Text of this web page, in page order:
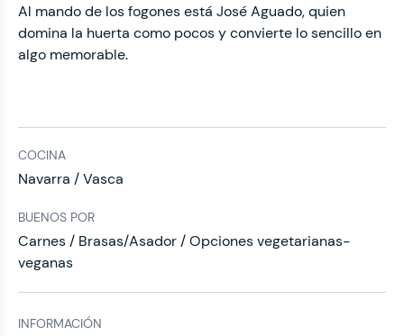
Al mando de los fogones está José Aguado, quien
domina la huerta como pocos y convierte lo sencillo en
algo memorable.
COCINA
Navarra / Vasca
BUENOS POR
Carnes / Brasas/Asador / Opciones vegetarianas-
veganas
INFORMACIÓN